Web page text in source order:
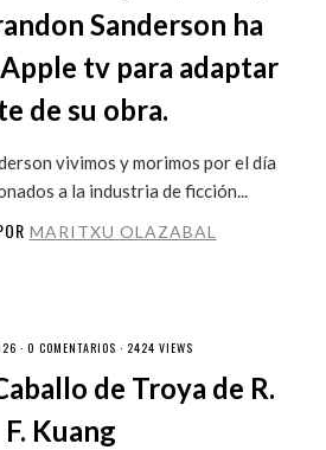
Sanderson ha
tv para adaptar
de su obra.
vivimos y morimos por el día
a la industria de ficción...
MARITXU OLAZABAL
· 0 COMENTARIOS · 2424 VIEWS
de Troya de R.
F. Kuang